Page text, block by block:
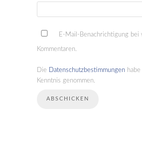
E-Mail-Benachrichtigung bei
Kommentaren.
Die Datenschutzbestimmungen
Kenntnis genommen.